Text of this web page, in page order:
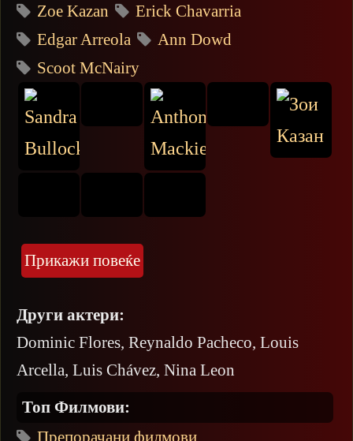
Zoe Kazan
Erick Chavarria
Edgar Arreola
Ann Dowd
Scoot McNairy
Прикажи повеќе
Други актери:
Dominic Flores, Reynaldo Pacheco, Louis
Arcella, Luis Chávez, Nina Leon
Топ Филмови:
Препорачани филмови